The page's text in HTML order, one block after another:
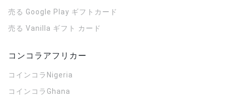
売る Google Play ギフトカード
売る Vanilla ギフト カード
コンコラアフリカー
コインコラ Nigeria
コインコラ Ghana